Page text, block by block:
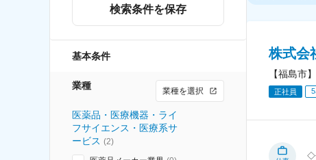
検索条件を保存
基本条件
業種 業種を選択
医薬品・医療機器・ライ
フサイエンス・医療系サ
ービス (2)
株式会
【福島市
正社員